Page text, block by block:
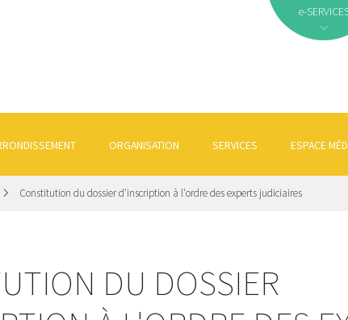
e-
ORGANISATION SERVICES ESPACE
Constitution du dossier d'inscription à l'ordre des experts judiciaires
DU DOSSIER